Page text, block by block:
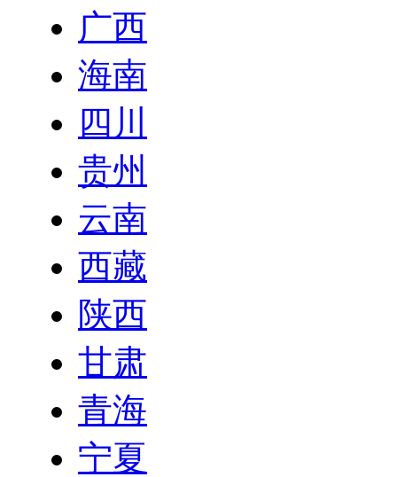
广西
海南
四川
贵州
云南
西藏
陕西
甘肃
青海
宁夏